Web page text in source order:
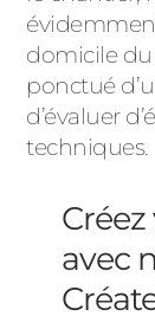
domicile
ponctué
d’évaluer
techniques.
avec